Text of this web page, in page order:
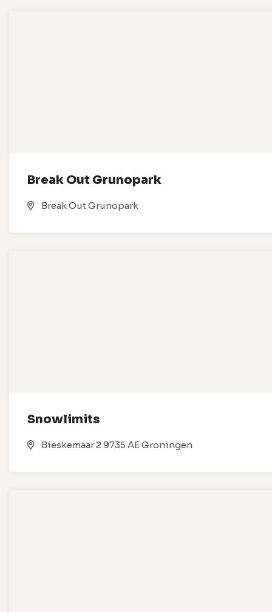
Break Out Grunopark
Break Out Grunopark
Snowlimits
Bieskemaar 2 9735 AE Groningen